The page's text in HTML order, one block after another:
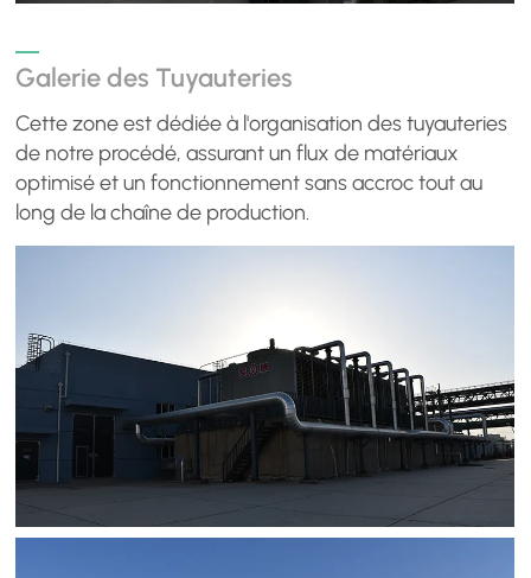
Galerie des Tuyauteries
Cette zone est dédiée à l'organisation des tuyauteries
de notre procédé, assurant un flux de matériaux
optimisé et un fonctionnement sans accroc tout au
long de la chaîne de production.